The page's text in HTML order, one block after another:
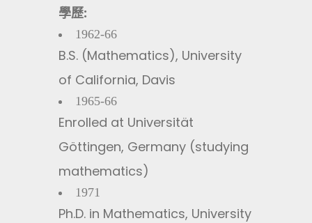
學歷:
1962-66
B.S. (Mathematics), University
of California, Davis
1965-66
Enrolled at Universität
Göttingen, Germany (studying
mathematics)
1971
Ph.D. in Mathematics, University